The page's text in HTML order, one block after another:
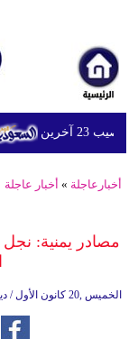
أخبارعاجلة » أخبار عاجلة
مصادر يمنية: نجل
19:07 2012 الخميس ,20 كانون الأول / ديسمبر